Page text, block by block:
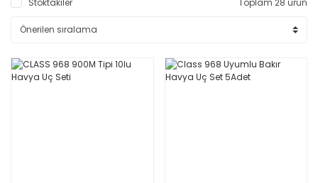
Stoktakiler Toplam 28 ürün